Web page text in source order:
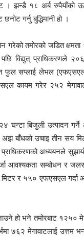
। झन्डै १८ अर्ब रुपैयाँको
गर्नु बुद्धिमानी हो ।
गरेको तमोरको जडित
विद्युत् प्राधिकरणले
फुल सप्लाई लेभल
कायम गरेर २५२
२४ घन्टा बिजुली
अझ बाँधको उचाइ तीन सय
अध्ययनले
आवश्यकता सम्बोधन र
र ५५० एफएसएल गर्दा
हो भने तमोरबाट १२५०
७६२ मेगावाटलाई उत्तम